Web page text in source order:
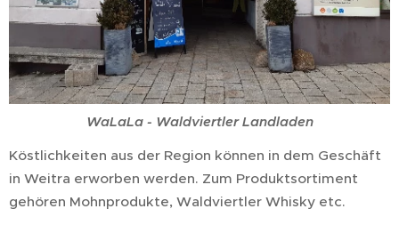
WaLaLa - Waldviertler Landladen
Köstlichkeiten aus der Region können in dem Geschäft
in Weitra erworben werden. Zum Produktsortiment
gehören Mohnprodukte, Waldviertler Whisky etc.